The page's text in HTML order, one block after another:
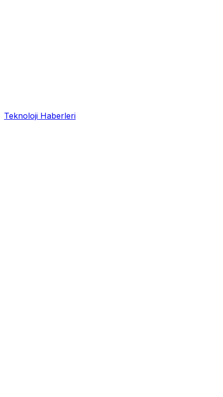
Teknoloji Haberleri